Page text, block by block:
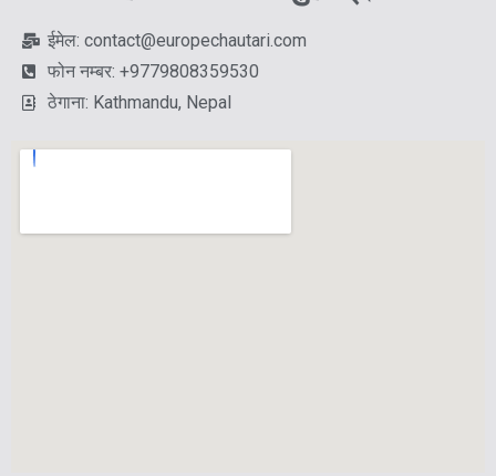
ईमेल: contact@europechautari.com
फोन नम्बर: +9779808359530
ठेगाना: Kathmandu, Nepal